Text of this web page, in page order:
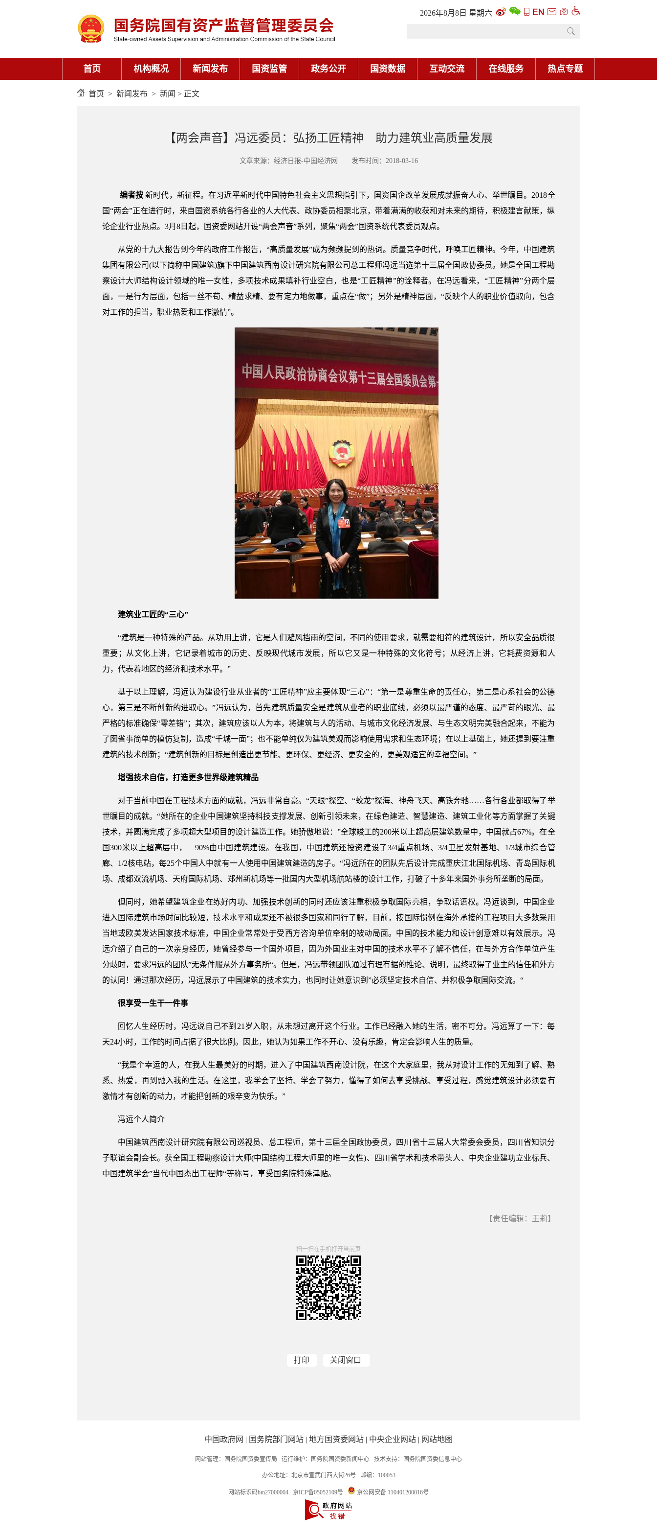
2026年8月8日 星期六
首页 机构概况 新闻发布 国资监管 政务公开 国资数据 互动交流 在线服务 热点专题
首页 > 新闻发布 > 新闻 > 正文
【两会声音】冯远委员：弘扬工匠精神 助力建筑业高质量发展
文章来源：经济日报-中国经济网 发布时间：2018-03-16
编者按新时代，新征程。在习近平新时代中国特色社会主义思想指引下，国资国企改革发展成就振奋人心、举世瞩目。2018全
国“两会”正在进行时，来自国资系统各行各业的人大代表、政协委员相聚北京，带着满满的收获和对未来的期待，积极建言献策，纵
论企业行业热点。3月8日起，国资委网站开设“两会声音”系列，聚焦“两会”国资系统代表委员观点。
从党的十九大报告到今年的政府工作报告，“高质量发展”成为频频提到的热词。质量竞争时代，呼唤工匠精神。今年，中国建筑
集团有限公司(以下简称中国建筑)旗下中国建筑西南设计研究院有限公司总工程师冯远当选第十三届全国政协委员。她是全国工程勘
察设计大师结构设计领域的唯一女性，多项技术成果填补行业空白，也是“工匠精神”的诠释者。在冯远看来，“工匠精神”分两个层
面，一是行为层面，包括一丝不苟、精益求精、要有定力地做事，重点在“做”；另外是精神层面，“反映个人的职业价值取向，包含
对工作的担当，职业热爱和工作激情”。
建筑业工匠的“三心”
“建筑是一种特殊的产品。从功用上讲，它是人们避风挡雨的空间，不同的使用要求，就需要相符的建筑设计，所以安全品质很
重要；从文化上讲，它记录着城市的历史、反映现代城市发展，所以它又是一种特殊的文化符号；从经济上讲，它耗费资源和人
力，代表着地区的经济和技术水平。”
基于以上理解，冯远认为建设行业从业者的“工匠精神”应主要体现“三心”：“第一是尊重生命的责任心，第二是心系社会的公德
心，第三是不断创新的进取心。”冯远认为，首先建筑质量安全是建筑从业者的职业底线，必须以最严谨的态度、最严苛的眼光、最
严格的标准确保“零差错”；其次，建筑应该以人为本，将建筑与人的活动、与城市文化经济发展、与生态文明完美融合起来，不能为
了图省事简单的模仿复制，造成“千城一面”；也不能单纯仅为建筑美观而影响使用需求和生态环境；在以上基础上，她还提到要注重
建筑的技术创新；“建筑创新的目标是创造出更节能、更环保、更经济、更安全的，更美观适宜的幸福空间。”
增强技术自信，打造更多世界级建筑精品
对于当前中国在工程技术方面的成就，冯远非常自豪。“天眼”探空、“蛟龙”探海、神舟飞天、高铁奔驰……各行各业都取得了举
世瞩目的成就。“她所在的企业中国建筑坚持科技支撑发展、创新引领未来，在绿色建造、智慧建造、建筑工业化等方面掌握了关键
技术，并圆满完成了多项超大型项目的设计建造工作。她骄傲地说：”全球竣工的200米以上超高层建筑数量中，中国就占67%。在全
国300米以上超高层中， 90%由中国建筑建设。在我国，中国建筑还投资建设了3/4重点机场、3/4卫星发射基地、1/3城市综合管
廊、1/2核电站，每25个中国人中就有一人使用中国建筑建造的房子。“冯远所在的团队先后设计完成重庆江北国际机场、青岛国际机
场、成都双流机场、天府国际机场、郑州新机场等一批国内大型机场航站楼的设计工作，打破了十多年来国外事务所垄断的局面。
但同时，她希望建筑企业在练好内功、加强技术创新的同时还应该注重积极争取国际亮相，争取话语权。冯远谈到，中国企业
进入国际建筑市场时间比较短，技术水平和成果还不被很多国家和同行了解，目前，按国际惯例在海外承接的工程项目大多数采用
当地或欧美发达国家技术标准，中国企业常常处于受西方咨询单位牵制的被动局面。中国的技术能力和设计创意难以有效展示。冯
远介绍了自己的一次亲身经历，她曾经参与一个国外项目，因为外国业主对中国的技术水平不了解不信任，在与外方合作单位产生
分歧时，要求冯远的团队”无条件服从外方事务所“。但是，冯远带领团队通过有理有据的推论、说明，最终取得了业主的信任和外方
的认同！通过那次经历，冯远展示了中国建筑的技术实力，也同时让她意识到”必须坚定技术自信、并积极争取国际交流。“
很享受一生干一件事
回忆人生经历时，冯远说自己不到21岁入职，从未想过离开这个行业。工作已经融入她的生活，密不可分。冯远算了一下：每
天24小时，工作的时间占据了很大比例。因此，她认为如果工作不开心、没有乐趣，肯定会影响人生的质量。
“我是个幸运的人，在我人生最美好的时期，进入了中国建筑西南设计院，在这个大家庭里，我从对设计工作的无知到了解、熟
悉、热爱，再到融入我的生活。在这里，我学会了坚持、学会了努力，懂得了如何去享受挑战、享受过程，感觉建筑设计必须要有
激情才有创新的动力，才能把创新的艰辛变为快乐。”
冯远个人简介
中国建筑西南设计研究院有限公司巡视员、总工程师，第十三届全国政协委员，四川省十三届人大常委会委员，四川省知识分
子联谊会副会长。获全国工程勘察设计大师(中国结构工程大师里的唯一女性)、四川省学术和技术带头人、中央企业建功立业标兵、
中国建筑学会”当代中国杰出工程师“等称号，享受国务院特殊津贴。
【责任编辑：王莉】
扫一扫在手机打开当前页
打印 关闭窗口